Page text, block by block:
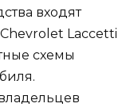
входят
Laccetti
схемы